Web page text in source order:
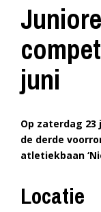
juni
Op zaterdag 23
de derde
atletiekbaan
Locatie